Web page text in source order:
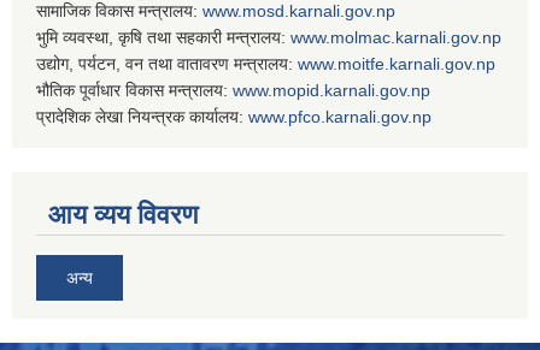
सामाजिक विकास मन्त्रालय: www.mosd.karnali.gov.np
भुमि व्यवस्था, कृषि तथा सहकारी मन्त्रालय: www.molmac.karnali.gov.np
उद्योग, पर्यटन, वन तथा वातावरण मन्त्रालय: www.moitfe.karnali.gov.np
भौतिक पूर्वाधार विकास मन्त्रालय: www.mopid.karnali.gov.np
प्रादेशिक लेखा नियन्त्रक कार्यालय: www.pfco.karnali.gov.np
आय व्यय विवरण
अन्य